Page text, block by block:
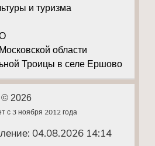
и туризма
области
Троицы в селе Ершово
© 2026
с 3 ноября 2012 года
04.08.2026 14:14